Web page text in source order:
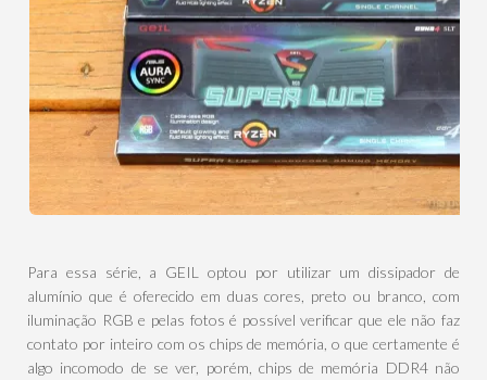
Para essa série, a GEIL optou por utilizar um dissipador de
alumínio que é oferecido em duas cores, preto ou branco, com
iluminação RGB e pelas fotos é possível verificar que ele não faz
contato por inteiro com os chips de memória, o que certamente é
algo incomodo de se ver, porém, chips de memória DDR4 não